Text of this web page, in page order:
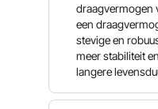
draagvermogen
een
stevige en
meer stabiliteit
langere